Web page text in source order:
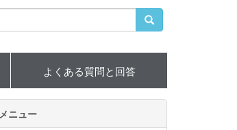
よくある質問と回答
メニュー